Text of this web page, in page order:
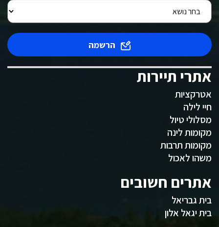
הרשמה
אתרי תיירות
אטרקציות
חיי לילה
מסלולי טיול
מקומות לינה
מקומות תרבות
משהו לאכול
אתרים חשובים
בית גבריאל
בית יגאל אלון